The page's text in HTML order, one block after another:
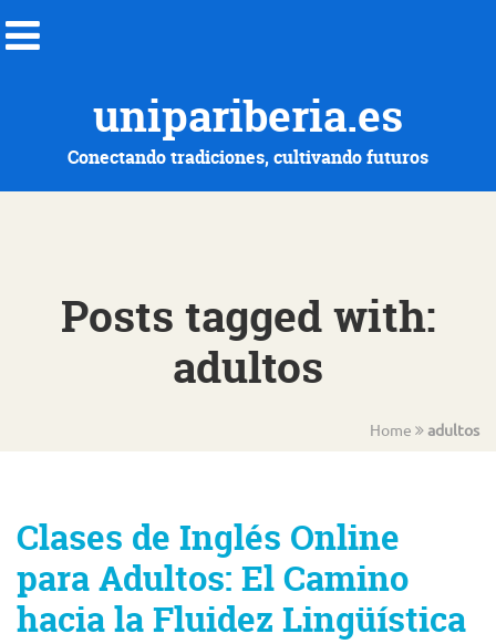
unipariberia.es
Conectando tradiciones, cultivando futuros
Posts tagged with:
adultos
Home adultos
Clases de Inglés Online
para Adultos: El Camino
hacia la Fluidez Lingüística